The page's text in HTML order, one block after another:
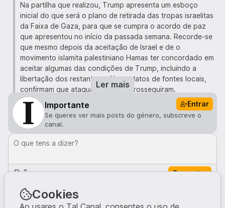
Na partilha que realizou, Trump apresenta um esboço
inicial do que será o plano de retirada das tropas israelitas
da Faixa de Gaza, para que se cumpra o acordo de paz
que apresentou no início da passada semana. Recorde-se
que mesmo depois da aceitação de Israel e de o
movimento islamita palestiniano Hamas ter concordado em
aceitar algumas das condições de Trump, incluindo a
libertação dos restantes reféns, relatos de fontes locais,
confirmam que ataques de Israel prosseguiram.
"Aprecio que Israel tenha interrompido temporariamente
os bombardeamentos para dar a oportunidade de finalizar
a libertação dos reféns e o acordo de paz. O Hamas deve
agir rapidamente; caso contrário, tudo estará perdido.
ocorrerão", escreveu numa mensagem anterior no Truth
Social.
O plano de 20 pontos apresentado na segunda-feira, na
Casa Branca, por Trump e o primeiro-ministro israelita,
Ler mais
Importante Entrar
Se queres ver mais posts do género, subscreve o
canal.
O que tens a dizer?
Comentar
Comentários · 0
Cookies